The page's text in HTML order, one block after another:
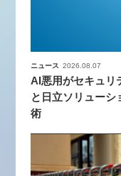
ニュース 2026.08.07
AI悪用がセキュリ
と日立ソリューシ
術